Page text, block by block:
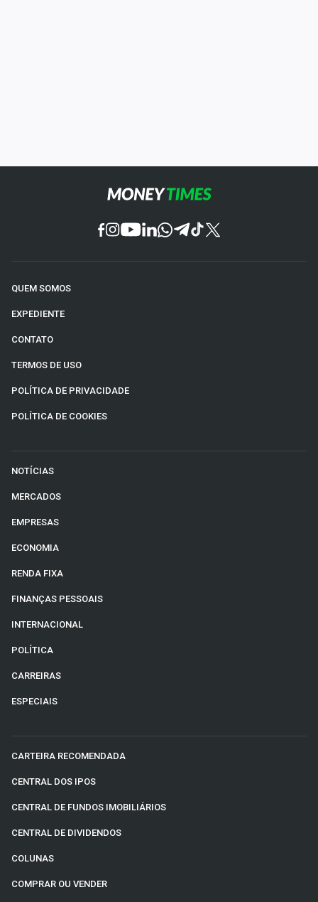
QUEM SOMOS
EXPEDIENTE
CONTATO
TERMOS DE USO
POLÍTICA DE PRIVACIDADE
POLÍTICA DE COOKIES
NOTÍCIAS
MERCADOS
EMPRESAS
ECONOMIA
RENDA FIXA
FINANÇAS PESSOAIS
INTERNACIONAL
POLÍTICA
CARREIRAS
ESPECIAIS
CARTEIRA RECOMENDADA
CENTRAL DOS IPOS
CENTRAL DE FUNDOS IMOBILIÁRIOS
CENTRAL DE DIVIDENDOS
COLUNAS
COMPRAR OU VENDER